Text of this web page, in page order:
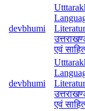
devbhumi
एवं
devbhumi
एवं